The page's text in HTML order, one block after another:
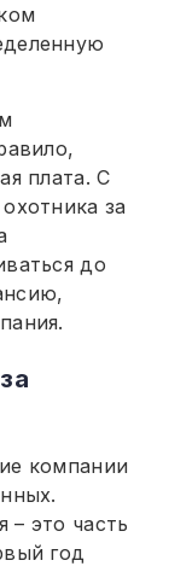
плата. С
за
до
компании
– это часть
год